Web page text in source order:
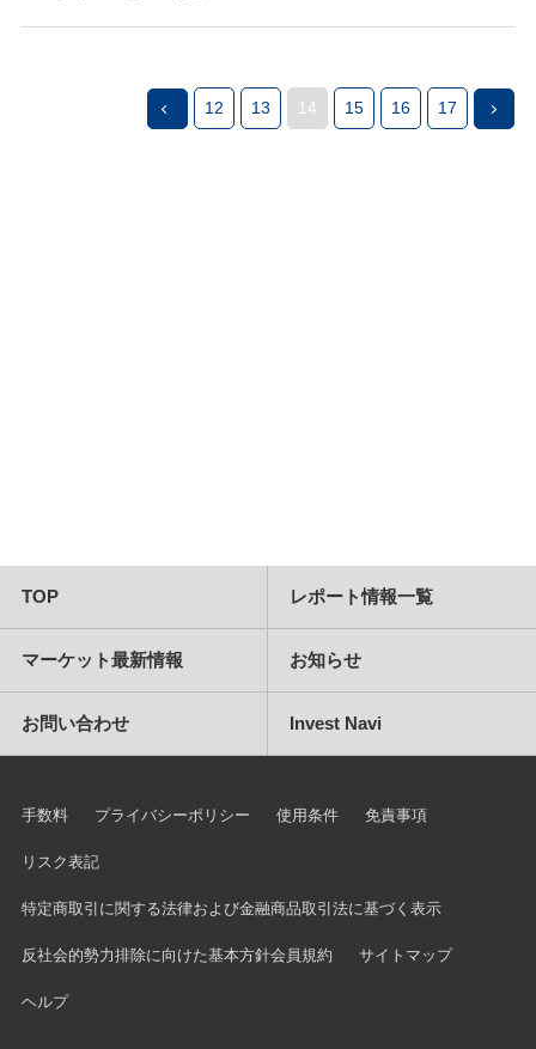
12 13 14 15 16 17
TOP レポート情報一覧
マーケット最新情報 お知らせ
お問い合わせ Invest Navi
手数料 プライバシーポリシー 使用条件 免責事項
リスク表記
特定商取引に関する法律および金融商品取引法に基づく表示
反社会的勢力排除に向けた基本方針会員規約 サイトマップ
ヘルプ